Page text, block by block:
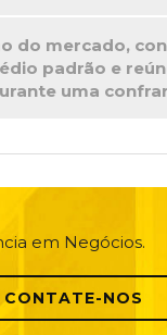
do mercado,
padrão e
uma
em Negócios.
CONTATE-NOS